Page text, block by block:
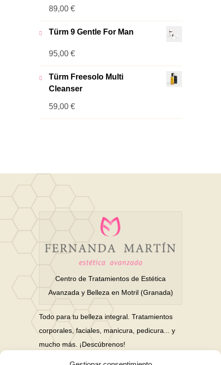
89,00 €
Türm 9 Gentle For Man
95,00 €
Türm Freesolo Multi
Cleanser
59,00 €
Centro de Tratamientos de Estética
Avanzada y Belleza en Motril (Granada)
Todo para tu belleza integral. Tratamientos
corporales, faciales, manicura, pedicura... y
mucho más. ¡Descúbrenos!